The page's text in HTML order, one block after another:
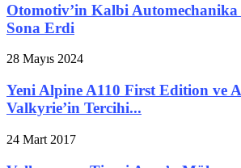
Otomotiv’in Kalbi Automechanika
Sona Erdi
28 Mayıs 2024
Yeni Alpine A110 First Edition ve
Valkyrie’in Tercihi...
24 Mart 2017